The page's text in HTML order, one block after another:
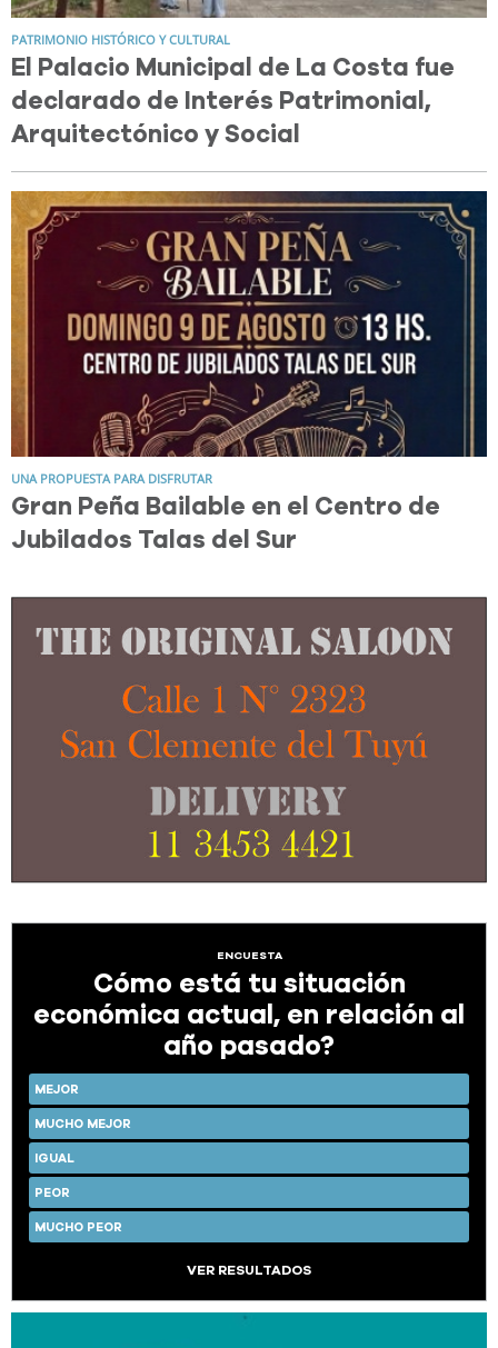
PATRIMONIO HISTÓRICO Y CULTURAL
El Palacio Municipal de La Costa fue
declarado de Interés Patrimonial,
Arquitectónico y Social
UNA PROPUESTA PARA DISFRUTAR
Gran Peña Bailable en el Centro de
Jubilados Talas del Sur
ENCUESTA
Cómo está tu situación
económica actual, en relación al
año pasado?
MEJOR
MUCHO MEJOR
IGUAL
PEOR
MUCHO PEOR
VER RESULTADOS